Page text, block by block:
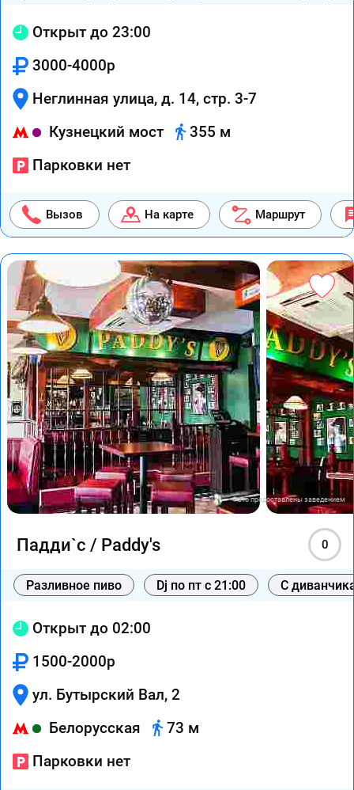
Открыт до 23:00
3000-4000р
Неглинная улица, д. 14, стр. 3-7
Кузнецкий мост
355 м
Парковки нет
Вызов На карте Маршрут
Фото предоставлены заведением
Падди`с / Paddy's 0
Разливное пиво Dj по пт с 21:00 С
Открыт до 02:00
1500-2000р
ул. Бутырский Вал, 2
Белорусская
73 м
Парковки нет